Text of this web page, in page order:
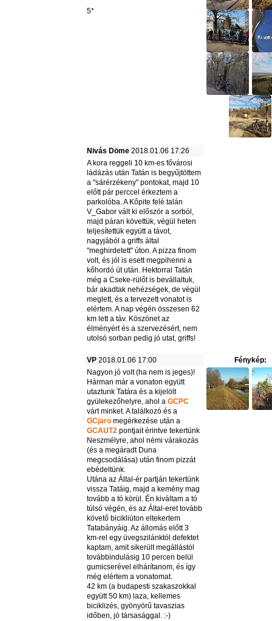
5*
Nivás Döme 2018.01.06 17:26
A kora reggeli 10 km-es fővárosi
ládázás után Tatán is begyűjtöttem
a "sárérzékeny" pontokat, majd 10
előtt pár perccel érkeztem a
parkolóba. A Kőpite felé talán
V_Gabor vált ki először a sorból,
majd páran követtük, végül heten
teljesítettük együtt a távot,
nagyjából a griffs által
"meghirdetett" úton. A pizza finom
volt, és jól is esett megpihenni a
kőhordó út után. Hektorral Tatán
még a Cseke-rülőt is bevállaltuk,
bár akadtak nehézségek, de végül
meglett, és a tervezett vonatot is
elértem. A nap végén összesen 62
km lett a táv. Köszönet az
élményért és a szervezésért, nem
utolsó sorban pedig jó utat, griffs!
VP 2018.01.06 17:00
Fénykép:
Nagyon jó volt (ha nem is jeges)!
Hárman már a vonaton együtt
utaztunk Tatára és a kijelölt
gyülekezőhelyre, ahol aGCPC
várt minket. A találkozó és a
GCjaro megérkezése után a
GCAUT2 pontjait érintve tekertünk
Neszmélyre, ahol némi várakozás
(és a megáradt Duna
megcsodálása) után finom pizzát
ebédeltünk.
Utána az Által-ér partján tekertünk
vissza Tatáig, majd a kemény mag
tovább a tó körül. Én kiváltam a tó
túlsó végén, és az Által-eret tovább
követő bicikliúton eltekertem
Tatabányáig. Az állomás előtt 3
km-rel egy üvegszilánktól defektet
kaptam, amit sikerült megállástól
továbbindulásig 10 percen belül
gumicserével elhárítanom, és így
még elértem a vonatomat.
42 km (a budapesti szakaszokkal
együtt 50 km) laza, kellemes
biciklizés, gyönyörű tavaszias
időben, jó társasággal. :-)